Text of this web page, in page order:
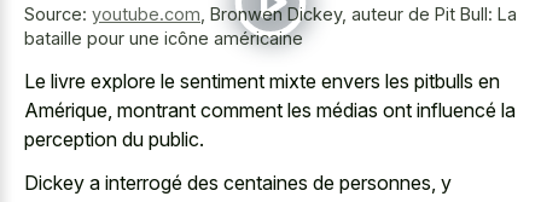
Source: youtube.com Bronwen Dickey, auteur de Pit Bull: La
bataille pour une icône américaine
Le livre explore le sentiment mixte envers les pitbulls en
Amérique, montrant comment les médias ont influencé la
perception du public.
Dickey a interrogé des centaines de personnes, y